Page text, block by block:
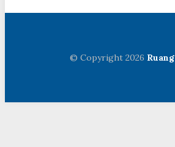
© Copyright 2026